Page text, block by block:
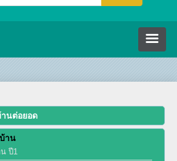
ควิชา/ฝ่ายรังสีวิทยา
คณะกรรมการ
นต่อยอด
าน
ปี1